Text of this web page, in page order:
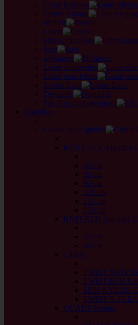
Laine Mérinos
Laines Alpaga
Mohair
Coton
Fibres naturelles
Soie
Mélanges
Laine chaussettes
Laine pour bébés
Laines Lace
Dégradés
Fils d'accompagnement
Aiguilles
ChiaoGoo Aiguilles
RED LACE Aiguilles
40 cm
60 cm
80 cm
100 cm
120 cm
150 cm
KNIT RED Aiguilles
23 cm
30 cm
Câbles
TWIST
TWIST RED
SPIN NYLON
TWIST X-
QUADS Pointes